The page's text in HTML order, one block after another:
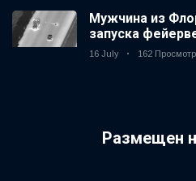
Мужчина из
запуска
машины
16 July 162
Размещен